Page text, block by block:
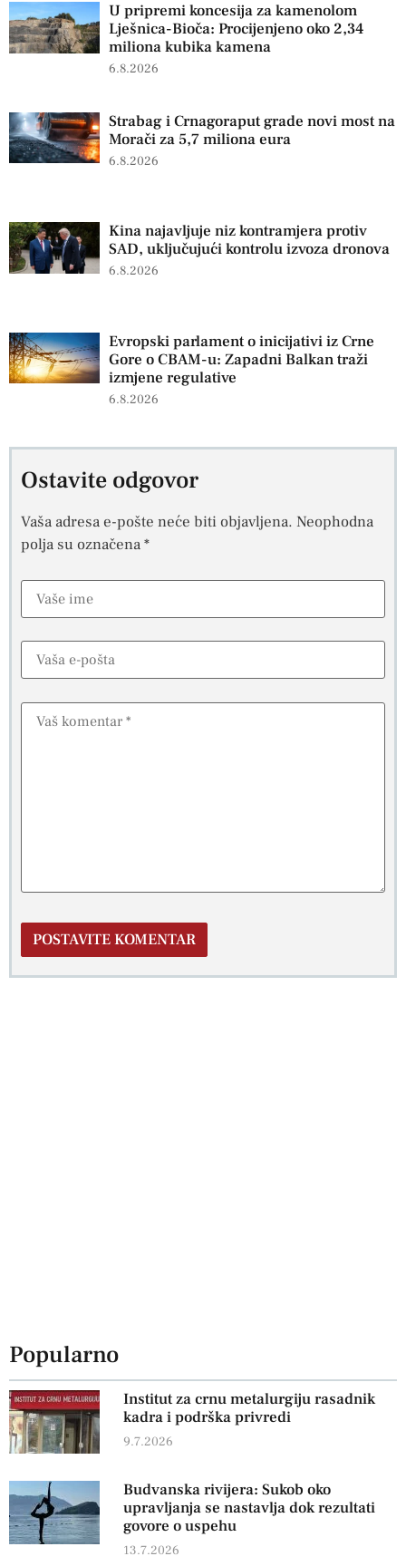
U pripremi koncesija za kamenolom
Lješnica-Bioča: Procijenjeno oko 2,34
miliona kubika kamena
6.8.2026
Strabag i Crnagoraput grade novi most na
Morači za 5,7 miliona eura
6.8.2026
Kina najavljuje niz kontramjera protiv
SAD, uključujući kontrolu izvoza dronova
6.8.2026
Evropski parlament o inicijativi iz Crne
Gore o CBAM-u: Zapadni Balkan traži
izmjene regulative
6.8.2026
Ostavite odgovor
Vaša adresa e-pošte neće biti objavljena. Neophodna
polja su označena*
Popularno
Institut za crnu metalurgiju rasadnik
kadra i podrška privredi
9.7.2026
Budvanska rivijera: Sukob oko
upravljanja se nastavlja dok rezultati
govore o uspehu
13.7.2026